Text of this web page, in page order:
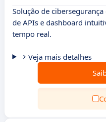
Solução de
de APIs e dashboard
tempo real.
Veja mais detalhes